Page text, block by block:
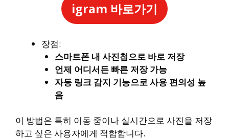
igram 바로가기
장점:
스마트폰 내 사진첩으로 바로 저장
언제 어디서든 빠른 저장 가능
자동 링크 감지 기능으로 사용 편의성 높
음
이 방법은 특히 이동 중이나 실시간으로 사진을 저장
하고 싶은 사용자에게 적합합니다.